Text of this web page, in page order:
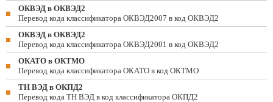
ОКВЭД в ОКВЭД2
Перевод кода классификатора ОКВЭД2007 в код ОКВЭД2
ОКВЭД в ОКВЭД2
Перевод кода классификатора ОКВЭД2001 в код ОКВЭД2
ОКАТО в ОКТМО
Перевод кода классификатора ОКАТО в код ОКТМО
ТН ВЭД в ОКПД2
Перевод кода ТН ВЭД в код классификатора ОКПД2